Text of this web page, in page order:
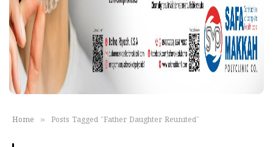
Home » Posts Tagged "Father Daughter Reunited"